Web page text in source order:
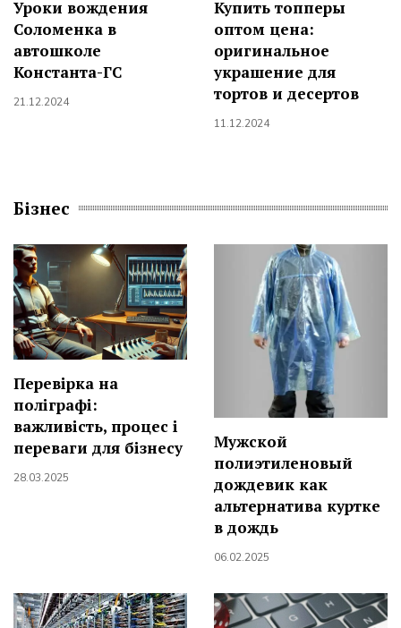
Уроки вождения
Соломенка в
автошколе
Константа-ГС
21.12.2024
Купить топперы
оптом цена:
оригинальное
украшение для
тортов и десертов
11.12.2024
Бізнес
Перевірка на
поліграфі:
важливість, процес і
переваги для бізнесу
28.03.2025
Мужской
полиэтиленовый
дождевик как
альтернатива куртке
в дождь
06.02.2025